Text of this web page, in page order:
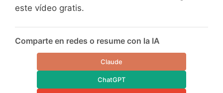
este vídeo gratis.
Comparte en redes o resume con la IA
Claude
ChatGPT